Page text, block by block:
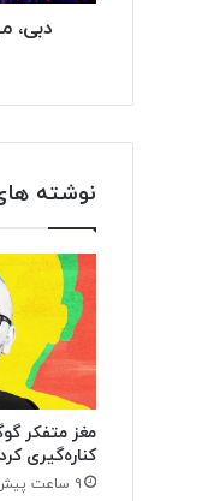
دبی،
نوشته
مغز متفکر
کناره‌گیری کرد
۹ ساعت پیش